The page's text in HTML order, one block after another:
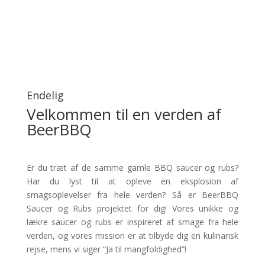
Endelig
Velkommen til en verden af
BeerBBQ
Er du træt af de samme gamle BBQ saucer og rubs?
Har du lyst til at opleve en eksplosion af
smagsoplevelser fra hele verden? Så er BeerBBQ
Saucer og Rubs projektet for dig! Vores unikke og
lækre saucer og rubs er inspireret af smage fra hele
verden, og vores mission er at tilbyde dig en kulinarisk
rejse, mens vi siger “Ja til mangfoldighed”!